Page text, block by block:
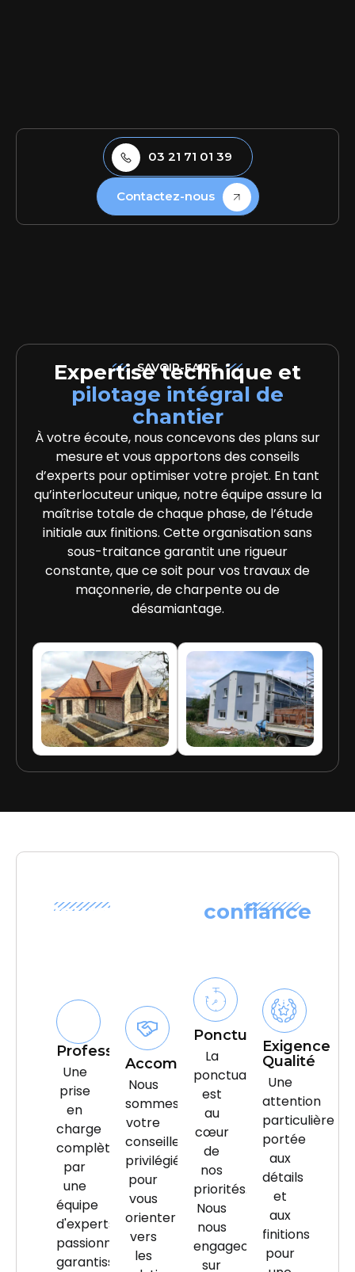
03 21 71 01 39
Contactez-nous
SAVOIR-FAIRE
Expertise technique et
pilotage intégral de
chantier
À votre écoute, nous concevons des plans sur
mesure et vous apportons des conseils
d’experts pour optimiser votre projet. En tant
qu’interlocuteur unique, notre équipe assure la
maîtrise totale de chaque phase, de l’étude
initiale aux finitions. Cette organisation sans
sous-traitance garantit une rigueur
constante, que ce soit pour vos travaux de
maçonnerie, de charpente ou de
désamiantage.
NOS ENGAGEMENTS
Pourquoi faire confiance
Professionnalisme
Une
prise
en
charge
complète
par
une
équipe
d'experts
passionnés,
garantissant
Accompagnement
Nous
sommes
votre
conseiller
privilégié
pour
vous
orienter
vers
les
Ponctualité
La
ponctualité
est
au
cœur
de
nos
priorités.
Nous
nous
engageons
sur
Exigence
Qualité
Une
attention
particulière
portée
aux
détails
et
aux
finitions
pour